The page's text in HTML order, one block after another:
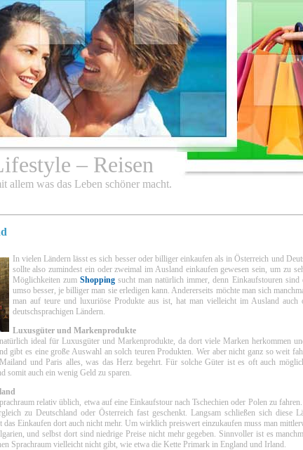
– Reisen
allem was das Leben schöner macht.
In vielen Ländern lässt es sich besser oder billiger einkaufen als in Österreich und
sollte also zumindest ein oder zweimal im Ausland einkaufen gewesen sein, um zu
Möglichkeiten zum Shoppingsucht man natürlich immer, denn Einkaufstouren sind
umso besser, je billiger man sie erledigen kann. Andererseits möchte man sich
man auf teure und luxuriöse Produkte aus ist, hat man vielleicht im Ausland
deutschsprachigen Ländern.
Luxusgüter und Markenprodukte
ideal für Luxusgüter und Markenprodukte, da dort viele Marken herkommen
gibt es eine große Auswahl an solch teuren Produkten. Wer aber nicht ganz so weit
und Paris alles, was das Herz begehrt. Für solche Güter ist es oft auch
somit auch ein wenig Geld zu sparen.
relativ üblich, etwa auf eine Einkaufstour nach Tschechien oder Polen zu
zu Deutschland oder Österreich fast geschenkt. Langsam schließen sich diese
das Einkaufen dort auch nicht mehr. Um wirklich preiswert einzukaufen muss man
und selbst dort sind niedrige Preise nicht mehr gegeben. Sinnvoller ist es
Sprachraum vielleicht nicht gibt, wie etwa die Kette Primark in England und Irland.